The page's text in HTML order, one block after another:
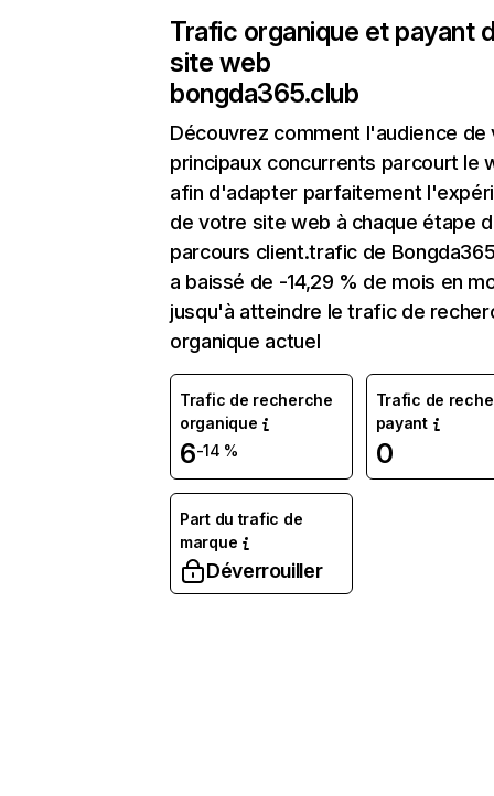
Trafic organique et payant
site web
bongda365.club
Découvrez comment l'audience de
principaux concurrents parcourt le
afin d'adapter parfaitement
de votre site web à chaque étape
parcours client.trafic de
a baissé de -14,29 % de mois en
jusqu'à atteindre le trafic de
organique actuel
Trafic de recherche
organique
6-14 %
Trafic de
payant
0
Part du trafic de
marque
Déverrouiller